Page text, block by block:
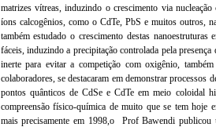
matrizes vítreas, induzindo o crescimento via
íons calcogênios, como o CdTe, PbS e muitos outros,
também estudado o crescimento destas
fáceis, induzindo a precipitação controlada pela
inerte para evitar a competição com oxigênio,
colaboradores, se destacaram em demonstrar processos
pontos quânticos de CdSe e CdTe em meio coloidal
compreensão físico-química de muito que se tem hoje
mais precisamente em 1998,o Prof Bawendi